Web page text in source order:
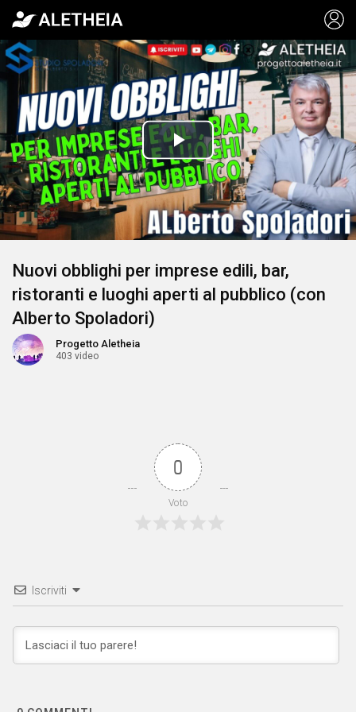
Video
Player
is
loading.Play
Video
Nuovi obblighi per imprese edili, bar,
ristoranti e luoghi aperti al pubblico (con
Alberto Spoladori)
Progetto Aletheia
403 video
0
Voto
Iscriviti